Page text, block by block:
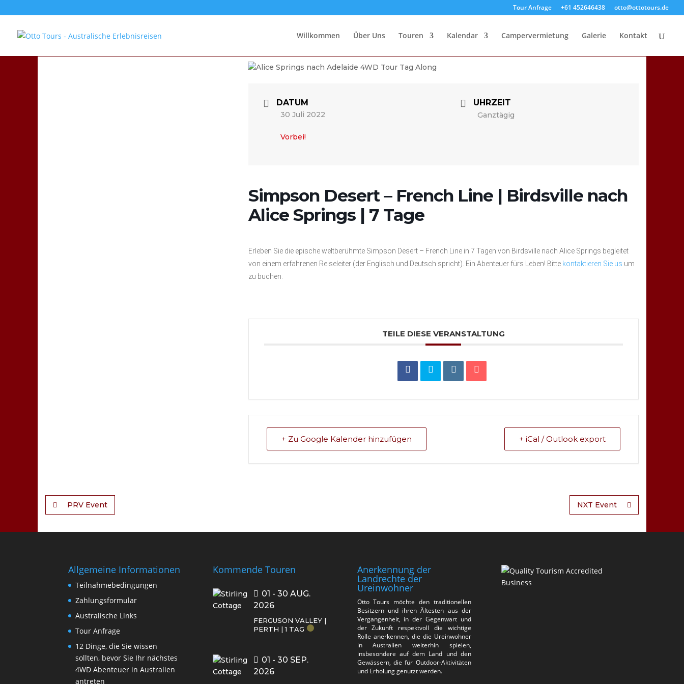
Tour Anfrage +61 452646438 otto@ottotours.de
Willkommen Über Uns Touren Kalendar Campervermietung Galerie Kontakt
DATUM
30 Juli 2022
Vorbei!
UHRZEIT
Ganztägig
Simpson Desert – French Line | Birdsville nach
Alice Springs | 7 Tage
Erleben Sie die epische weltberühmte Simpson Desert – French Line in 7 Tagen von Birdsville nach Alice Springs begleitet
von einem erfahrenen Reiseleiter (der Englisch und Deutsch spricht). Ein Abenteuer fürs Leben! Bitte kontaktieren Sie us um
zu buchen.
TEILE DIESE VERANSTALTUNG
+ Zu Google Kalender hinzufügen + iCal / Outlook export
PRV Event NXT Event
Allgemeine Informationen
Teilnahmebedingungen
Zahlungsformular
Australische Links
Tour Anfrage
12 Dinge, die Sie wissen
sollten, bevor Sie Ihr nächstes
4WD Abenteuer in Australien
antreten
Kommende Touren
01 - 30 AUG.
2026
FERGUSON VALLEY |
PERTH | 1 TAG
01 - 30 SEP.
2026
Anerkennung der
Landrechte der
Ureinwohner
Otto Tours möchte den traditionellen
Besitzern und ihren Ältesten aus der
Vergangenheit, in der Gegenwart und
der Zukunft respektvoll die wichtige
Rolle anerkennen, die die Ureinwohner
in Australien weiterhin spielen,
insbesondere auf dem Land und den
Gewässern, die für Outdoor-Aktivitäten
und Erholung genutzt werden.